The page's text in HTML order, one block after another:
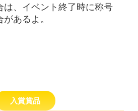
は、イベント終了時に称号
あるよ。
入賞賞品